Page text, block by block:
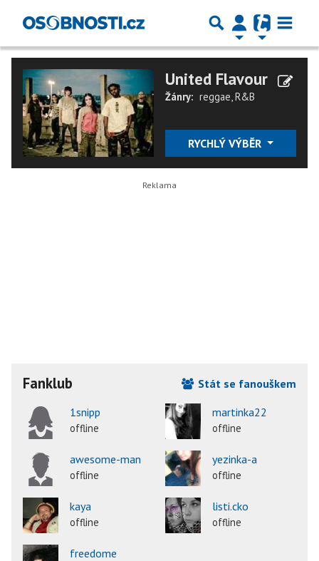
United Flavour
Žánry: reggae,R&B
RYCHLÝ VÝBĚR
Fanklub
Stát se fanouškem
1snipp
offline
martinka22
offline
awesome-man
offline
yezinka-a
offline
kaya
offline
listi.cko
offline
freedome